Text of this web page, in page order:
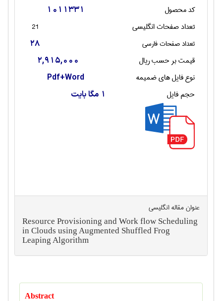
کد محصول 1011331
تعداد صفحات انگليسی
21
تعداد صفحات فارسی
28
قیمت بر حسب ریال 2,915,000
نوع فایل های ضمیمه Pdf+Word
حجم فایل 1 مگا بایت
عنوان مقاله انگليسی
Resource Provisioning and Work flow Scheduling
in Clouds using Augmented Shuffled Frog
Leaping Algorithm
Abstract